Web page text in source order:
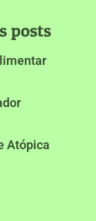
posts
Atópica